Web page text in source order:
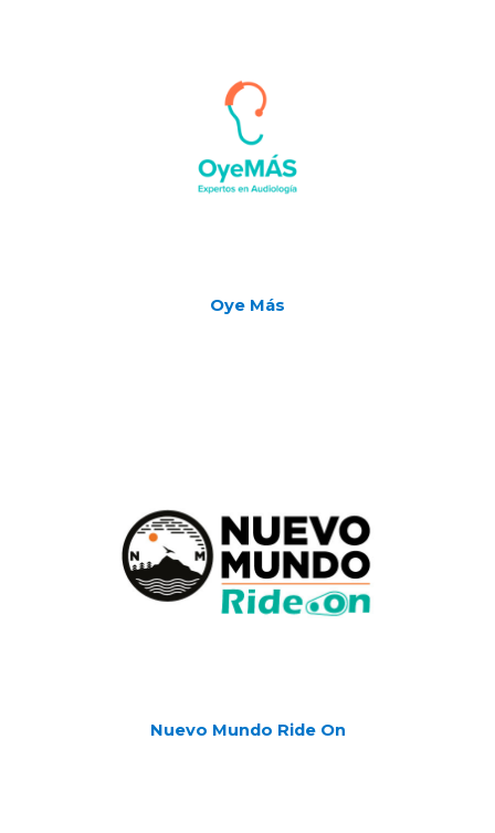
Oye Más
Nuevo Mundo Ride On